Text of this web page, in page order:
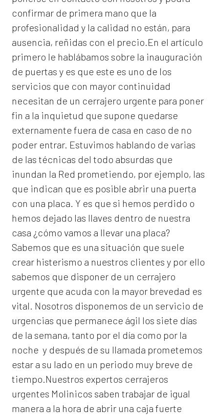
confirmar de primera mano que la
profesionalidad y la calidad no están, para
ausencia, reñidas con el precio.En el artículo
primero le hablábamos sobre la inauguración
de puertas y es que este es uno de los
servicios que con mayor continuidad
necesitan de un cerrajero urgente para poner
fin a la inquietud que supone quedarse
externamente fuera de casa en caso de no
poder entrar. Estuvimos hablando de varias
de las técnicas del todo absurdas que
inundan la Red prometiendo, por ejemplo, las
que indican que es posible abrir una puerta
con una placa. Y es que si hemos perdido o
hemos dejado las llaves dentro de nuestra
casa ¿cómo vamos a llevar una placa?
Sabemos que es una situación que suele
crear histerismo a nuestros clientes y por ello
sabemos que disponer de un cerrajero
urgente que acuda con la mayor brevedad es
vital. Nosotros disponemos de un servicio de
urgencias que permanece ágil los siete días
de la semana, tanto por el día como por la
noche y después de su llamada prometemos
estar a su lado en un periodo muy breve de
tiempo.Nuestros expertos cerrajeros
urgentes Molinicos saben trabajar de igual
manera a la hora de abrir una caja fuerte